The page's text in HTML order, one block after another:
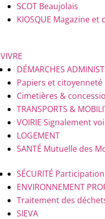
SCOT Beaujolais
KIOSQUE Magazine et
VIVRE
DÉMARCHES
Papiers et citoyenneté
Cimetières &
TRANSPORTS &
VOIRIE Signalement
LOGEMENT
SANTÉ Mutuelle des
SÉCURITÉ
ENVIRONNEMENT
Traitement des
SIEVA